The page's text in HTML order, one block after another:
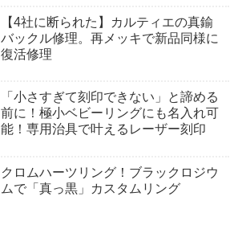
【4社に断られた】カルティエの真鍮
バックル修理。再メッキで新品同様に
復活修理
「小さすぎて刻印できない」と諦める
前に！極小ベビーリングにも名入れ可
能！専用治具で叶えるレーザー刻印
クロムハーツリング！ブラックロジウ
ムで「真っ黒」カスタムリング